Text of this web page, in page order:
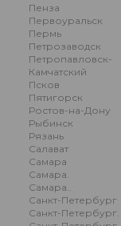
Пенза
Первоуральск
Пермь
Петрозаводск
Петропавловск-
Камчатский
Псков
Пятигорск
Ростов-на-Дону
Рыбинск
Рязань
Салават
Самара
Самара.
Самара..
Санкт-Петербург
Санкт-Петербург.